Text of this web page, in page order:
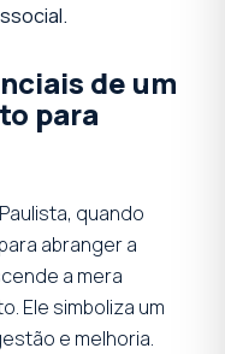
de um
para
quando
abranger a
a mera
Ele simboliza um
e melhoria.